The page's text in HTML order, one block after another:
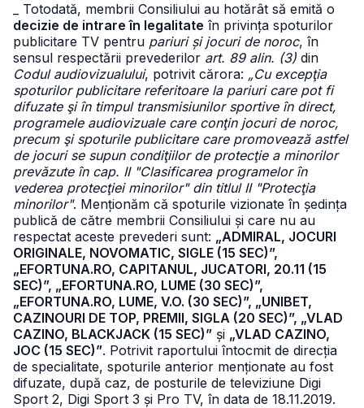
_ Totodată, membrii Consiliului au hotărât să emită o
decizie de intrare în legalitate în privința spoturilor
publicitare TV pentru pariuri și jocuri de noroc, în
sensul respectării prevederilor art. 89 alin. (3) din
Codul audiovizualului, potrivit cărora: „Cu excepţia
spoturilor publicitare referitoare la pariuri care pot fi
difuzate şi în timpul transmisiunilor sportive în direct,
programele audiovizuale care conţin jocuri de noroc,
precum şi spoturile publicitare care promovează astfel
de jocuri se supun condiţiilor de protecţie a minorilor
prevăzute în cap. II "Clasificarea programelor în
vederea protecţiei minorilor" din titlul II "Protecţia
minorilor". Menționăm că spoturile vizionate în ședința
publică de către membrii Consiliului și care nu au
respectat aceste prevederi sunt: „ADMIRAL, JOCURI
ORIGINALE, NOVOMATIC, SIGLE (15 SEC)”,
„EFORTUNA.RO, CAPITANUL, JUCATORI, 20.11 (15
SEC)”, „EFORTUNA.RO, LUME (30 SEC)”,
„EFORTUNA.RO, LUME, V.O. (30 SEC)”, „UNIBET,
CAZINOURI DE TOP, PREMII, SIGLA (20 SEC)”, „VLAD
CAZINO, BLACKJACK (15 SEC)” și „VLAD CAZINO,
JOC (15 SEC)”. Potrivit raportului întocmit de direcția
de specialitate, spoturile anterior menționate au fost
difuzate, după caz, de posturile de televiziune Digi
Sport 2, Digi Sport 3 și Pro TV, în data de 18.11.2019.